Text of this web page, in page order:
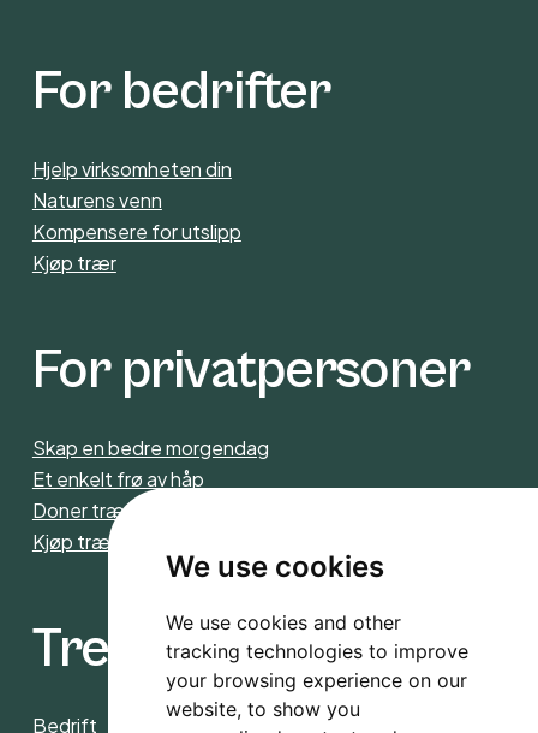
We use cookies
We use cookies and other
tracking technologies to improve
your browsing experience on our
website, to show you
For bedrifter
Hjelp virksomheten din
Naturens venn
Kompensere for utslipp
Kjøp trær
For privatpersoner
Skap en bedre morgendag
Et enkelt frø av håp
Doner trær
Kjøp trær
Trees4CO2
Bedrift